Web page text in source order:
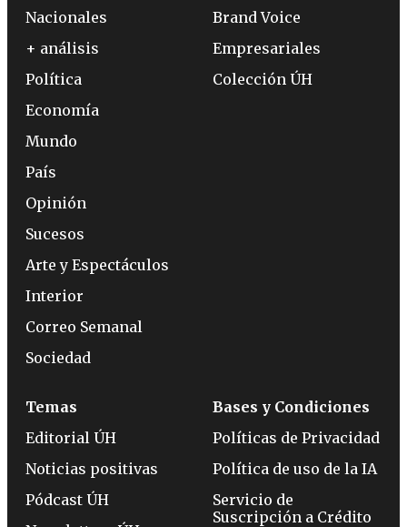
Nacionales
+ análisis
Política
Economía
Mundo
País
Opinión
Sucesos
Arte y Espectáculos
Interior
Correo Semanal
Sociedad
Brand Voice
Empresariales
Colección ÚH
Temas
Editorial ÚH
Noticias positivas
Pódcast ÚH
Bases y Condiciones
Políticas de Privacidad
Política de uso de la IA
Servicio de
Suscripción a Crédito